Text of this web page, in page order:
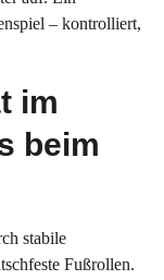
– kontrolliert,
im
beim
stabile
Fußrollen.